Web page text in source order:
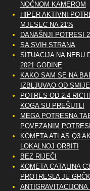
NOĆNOM KAMEROM
HIPER AKTIVNI
MJESEC NA 21%
DANAŠNJI POTRESI
SA SVIH STRANA
SITUACIJA NA NEBU
2021 GODINE
KAKO SAM SE NA
IZBLJUVAO OD
POTRES OD 2.4
KOGA SU PREŠUTLI
MEGA POTRESNA
POVEZANIM
KOMETA ATLAS Q3
LOKALNOJ ORBITI
BEZ RIJEČI
KOMETA CATALINA C3
PROTRESLA JE
ANTIGRAVITACIJONA